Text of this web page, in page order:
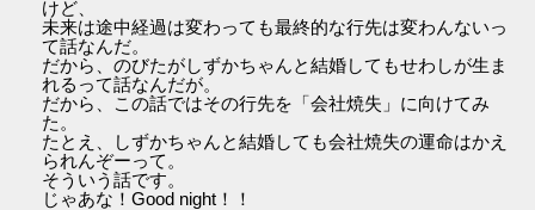
けど、
未来は途中経過は変わっても最終的な行先は変わんないっ
て話なんだ。
だから、のびたがしずかちゃんと結婚してもせわしが生ま
れるって話なんだが。
だから、この話ではその行先を「会社焼失」に向けてみ
た。
たとえ、しずかちゃんと結婚しても会社焼失の運命はかえ
られんぞーって。
そういう話です。
じゃあな！Good night！！